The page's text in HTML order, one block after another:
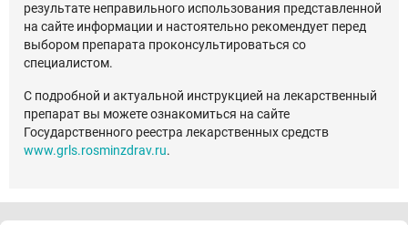
результате неправильного использования представленной
на сайте информации и настоятельно рекомендует перед
выбором препарата проконсультироваться со
специалистом.
С подробной и актуальной инструкцией на лекарственный
препарат вы можете ознакомиться на сайте
Государственного реестра лекарственных средств
www.grls.rosminzdrav.ru.